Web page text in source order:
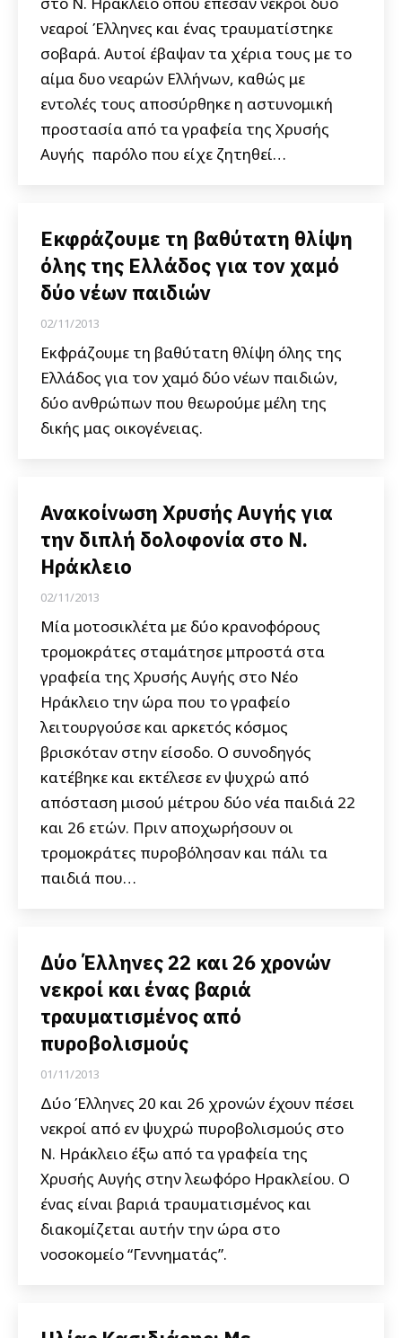
νεαροί Έλληνες και ένας τραυματίστηκε
σοβαρά. Αυτοί έβαψαν τα χέρια τους με το
αίμα δυο νεαρών Ελλήνων, καθώς με
εντολές τους αποσύρθηκε η αστυνομική
προστασία από τα γραφεία της Χρυσής
Αυγής παρόλο που είχε ζητηθεί…
Εκφράζουμε τη βαθύτατη θλίψη
όλης της Ελλάδος για τον χαμό
δύο νέων παιδιών
02/11/2013
Εκφράζουμε τη βαθύτατη θλίψη όλης της
Ελλάδος για τον χαμό δύο νέων παιδιών,
δύο ανθρώπων που θεωρούμε μέλη της
δικής μας οικογένειας.
Ανακοίνωση Χρυσής Αυγής για
την διπλή δολοφονία στο Ν.
Ηράκλειο
02/11/2013
Μία μοτοσικλέτα με δύο κρανοφόρους
τρομοκράτες σταμάτησε μπροστά στα
γραφεία της Χρυσής Αυγής στο Νέο
Ηράκλειο την ώρα που το γραφείο
λειτουργούσε και αρκετός κόσμος
βρισκόταν στην είσοδο. Ο συνοδηγός
κατέβηκε και εκτέλεσε εν ψυχρώ από
απόσταση μισού μέτρου δύο νέα παιδιά 22
και 26 ετών. Πριν αποχωρήσουν οι
τρομοκράτες πυροβόλησαν και πάλι τα
παιδιά που…
Δύο Έλληνες 22 και 26 χρονών
νεκροί και ένας βαριά
τραυματισμένος από
πυροβολισμούς
01/11/2013
Δύο Έλληνες 20 και 26 χρονών έχουν πέσει
νεκροί από εν ψυχρώ πυροβολισμούς στο
Ν. Ηράκλειο έξω από τα γραφεία της
Χρυσής Αυγής στην λεωφόρο Ηρακλείου. Ο
ένας είναι βαριά τραυματισμένος και
διακομίζεται αυτήν την ώρα στο
νοσοκομείο “Γεννηματάς”.